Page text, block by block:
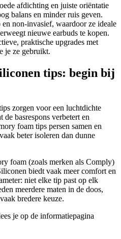
afdichting en juiste oriëntatie
balans en minder ruis geven.
non-invasief, waardoor ze ideale
nieuwe earbuds te kopen.
praktische upgrades met
je ze gebruikt.
tips: begin bij
zorgen voor een luchtdichte
basrespons verbetert en
foam tips persen samen en
beter isoleren dan dunne
foam (zoals merken als Comply)
biedt vaak meer comfort en
niet elke tip past op elk
meerdere maten in de doos,
bredere keuze.
je op de informatiepagina